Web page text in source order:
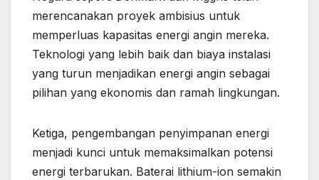
merencanakan proyek ambisius untuk
memperluas kapasitas energi angin mereka.
Teknologi yang lebih baik dan biaya instalasi
yang turun menjadikan energi angin sebagai
pilihan yang ekonomis dan ramah lingkungan.
Ketiga, pengembangan penyimpanan energi
menjadi kunci untuk memaksimalkan potensi
energi terbarukan. Baterai lithium-ion semakin